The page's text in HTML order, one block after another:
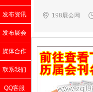
198展会网
发布资讯
发布展会
媒体合作
联系我们
QQ客服